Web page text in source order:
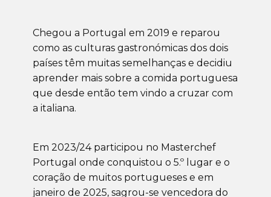
Chegou a Portugal em 2019 e reparou
como as culturas gastronómicas dos dois
países têm muitas semelhanças e decidiu
aprender mais sobre a comida portuguesa
que desde então tem vindo a cruzar com
a italiana.
Em 2023/24 participou no Masterchef
Portugal onde conquistou o 5.º lugar e o
coração de muitos portugueses e em
janeiro de 2025, sagrou-se vencedora do